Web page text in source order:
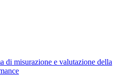
di misurazione e valutazione della